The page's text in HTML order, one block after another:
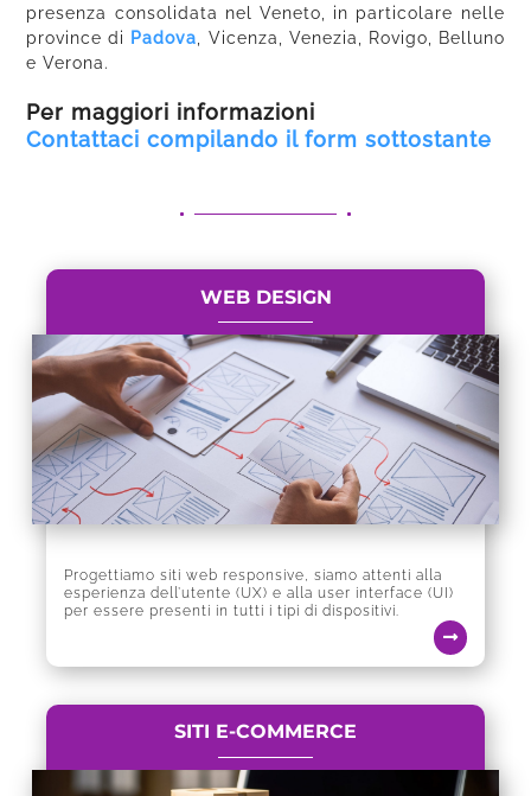
presenza consolidata nel Veneto, in particolare nelle
province di
Padova, Vicenza, Venezia, Rovigo, Belluno
e Verona.
Per maggiori informazioni
Contattaci compilando il form sottostante
WEB DESIGN
Progettiamo siti web responsive, siamo attenti alla
esperienza dell’utente (UX) e alla user interface (UI)
per essere presenti in tutti i tipi di dispositivi.
SITI E-COMMERCE